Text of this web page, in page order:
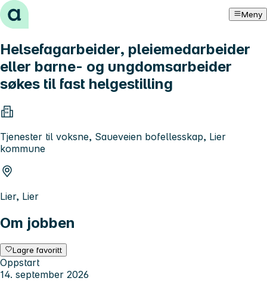
Hopp til innhold Meny
Helsefagarbeider, pleiemedarbeider
eller barne- og ungdomsarbeider
søkes til fast helgestilling
Tjenester til voksne, Saueveien bofellesskap, Lier
kommune
Lier, Lier
Om jobben
Lagre favoritt
Oppstart
14. september 2026